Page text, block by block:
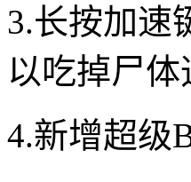
3.长按加速
以吃掉尸体
4.新增超级